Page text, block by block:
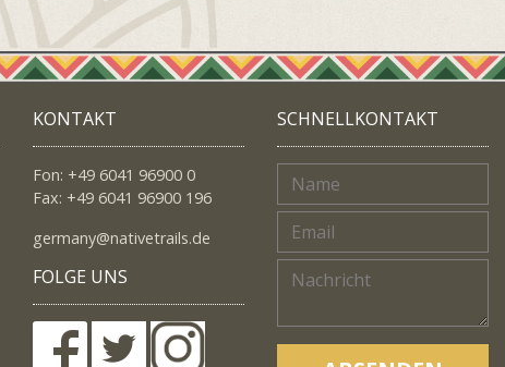
KONTAKT
Fon: +49 6041 96900 0
Fax: +49 6041 96900 196
germany@nativetrails.de
FOLGE UNS
SCHNELLKONTAKT